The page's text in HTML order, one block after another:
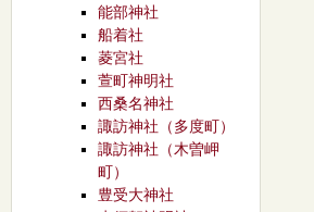
能部神社
船着社
菱宮社
萱町神明社
西桑名神社
諏訪神社（多度町）
諏訪神社（木曽岬
町）
豊受大神社